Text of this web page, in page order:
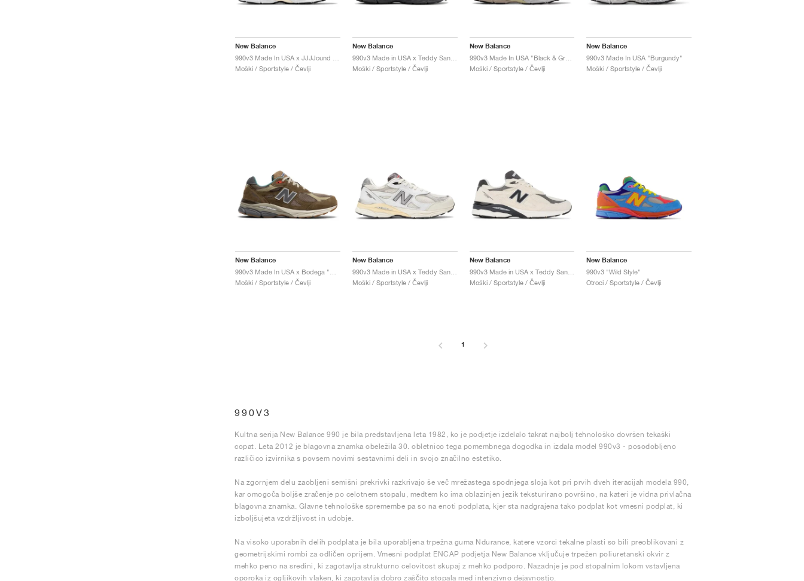
New Balance
Moški / Sportstyle / Čevlji
New Balance
990v3 Made in USA x Teddy Santis "Green Olive"
Moški / Sportstyle / Čevlji
New Balance
990v3 Made In USA "Black & Green"
Moški / Sportstyle / Čevlji
New Balance
990v3 Made In USA "Burgundy"
Moški / Sportstyle / Čevlji
New Balance
Moški / Sportstyle / Čevlji
New Balance
990v3 Made in USA x Teddy Santis "Sea Salt"
Moški / Sportstyle / Čevlji
New Balance
990v3 Made in USA x Teddy Santis "Moonbeam"
Moški / Sportstyle / Čevlji
New Balance
990v3 "Wild Style"
Otroci / Sportstyle / Čevlji
1
990V3
Kultna serija New Balance 990 je bila predstavljena leta 1982, ko je podjetje izdelalo takrat najbolj tehnološko dovršen tekaški
copat. Leta 2012 je blagovna znamka obeležila 30. obletnico tega pomembnega dogodka in izdala model 990v3 - posodobljeno
različico izvirnika s povsem novimi sestavnimi deli in svojo značilno estetiko.
Na zgornjem delu zaobljeni semišni prekrivki razkrivajo še več mrežastega spodnjega sloja kot pri prvih dveh iteracijah modela 990,
kar omogoča boljše zračenje po celotnem stopalu, medtem ko ima oblazinjen jezik teksturirano površino, na kateri je vidna privlačna
blagovna znamka. Glavne tehnološke spremembe pa so na enoti podplata, kjer sta nadgrajena tako podplat kot vmesni podplat, ki
izboljšujeta vzdržljivost in udobje.
Na visoko uporabnih delih podplata je bila uporabljena trpežna guma Ndurance, katere vzorci tekalne plasti so bili preoblikovani z
geometrijskimi rombi za odličen oprijem. Vmesni podplat ENCAP podjetja New Balance vključuje trpežen poliuretanski okvir z
mehko peno na sredini, ki zagotavlja strukturno celovitost skupaj z mehko podporo. Nazadnje je pod stopalnim lokom vstavljena
oporoka iz ogljikovih vlaken, ki zagotavlja dobro zaščito stopala med intenzivno dejavnostjo.